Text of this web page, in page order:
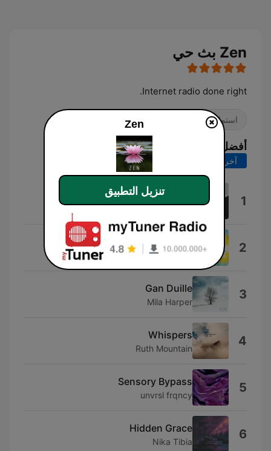
Zen بث حي
Internet radio done right.
استماع سهل ديني وروحانيات
أفضل الأغاني
آخر 7 أيام
1
Anthos
Elskavon
2
Natural Balance
Paul Avgerinos
3
Gan Duille
Mila Harper
4
Whispers
Ruth Mountain
5
Sensory Bypass
unvrsl frqncy
6
Hidden Grace
Nika Tibia
Zen
تنزيل التطبيق